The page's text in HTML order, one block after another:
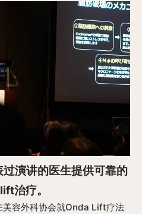
演讲的医生提供可靠的
治疗。
容外科协会就Onda Lift疗法